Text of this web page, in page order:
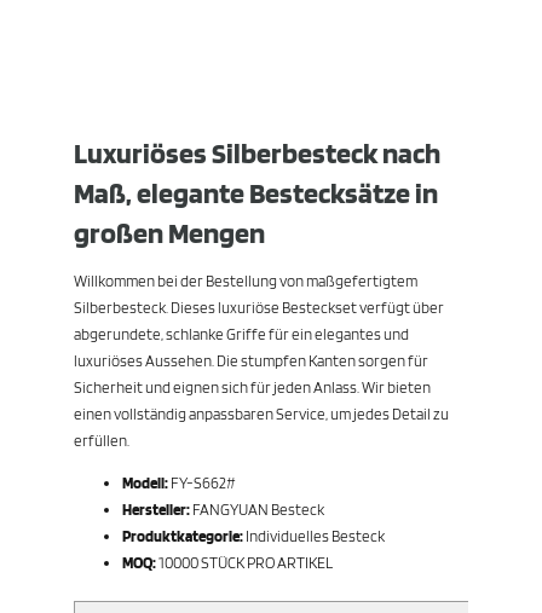
Luxuriöses Silberbesteck nach
Maß, elegante Bestecksätze in
großen Mengen
Willkommen bei der Bestellung von maßgefertigtem
Silberbesteck. Dieses luxuriöse Besteckset verfügt über
abgerundete, schlanke Griffe für ein elegantes und
luxuriöses Aussehen. Die stumpfen Kanten sorgen für
Sicherheit und eignen sich für jeden Anlass. Wir bieten
einen vollständig anpassbaren Service, um jedes Detail zu
erfüllen.
Modell:FY-S662#
Hersteller:FANGYUAN Besteck
Produktkategorie:Individuelles Besteck
MOQ:10000 STÜCK PRO ARTIKEL